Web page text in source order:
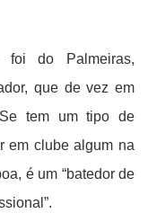
foi do Palmeiras,
que de vez em
tem um tipo de
em clube algum na
é um “batedor de